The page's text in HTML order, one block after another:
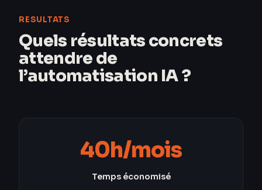
RESULTATS
Quels résultats concrets
attendre de
l’automatisation IA ?
40h/mois
Temps économisé